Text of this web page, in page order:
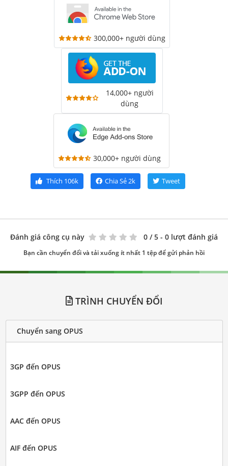
300,000+ người dùng
14,000+ người
dùng
30,000+ người dùng
Thích 106k Chia Sẻ2k Tweet
Đánh giá công cụ này 0 / 5 - 0 lượt đánh giá
Bạn cần chuyển đổi và tải xuống ít nhất 1 tệp để gửi phản hồi
TRÌNH CHUYỂN ĐỔI
Chuyển sang OPUS
3GP đến OPUS
3GPP đến OPUS
AAC đến OPUS
AIF đến OPUS